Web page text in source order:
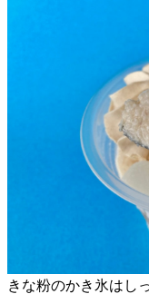
きな粉のかき氷はし